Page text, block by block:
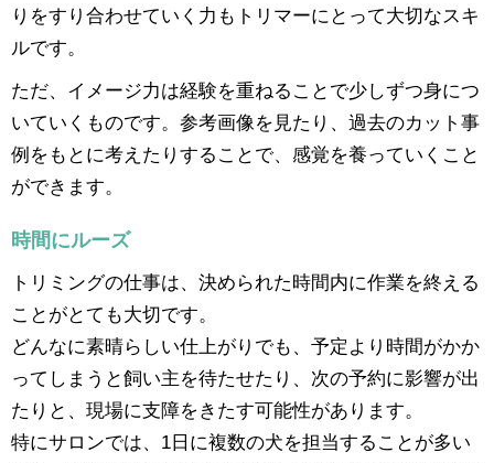
りをすり合わせていく力もトリマーにとって大切なスキ
ルです。
ただ、イメージ力は経験を重ねることで少しずつ身につ
いていくものです。参考画像を見たり、過去のカット事
例をもとに考えたりすることで、感覚を養っていくこと
ができます。
時間にルーズ
トリミングの仕事は、決められた時間内に作業を終える
ことがとても大切です。
どんなに素晴らしい仕上がりでも、予定より時間がかか
ってしまうと飼い主を待たせたり、次の予約に影響が出
たりと、現場に支障をきたす可能性があります。
特にサロンでは、1日に複数の犬を担当することが多い